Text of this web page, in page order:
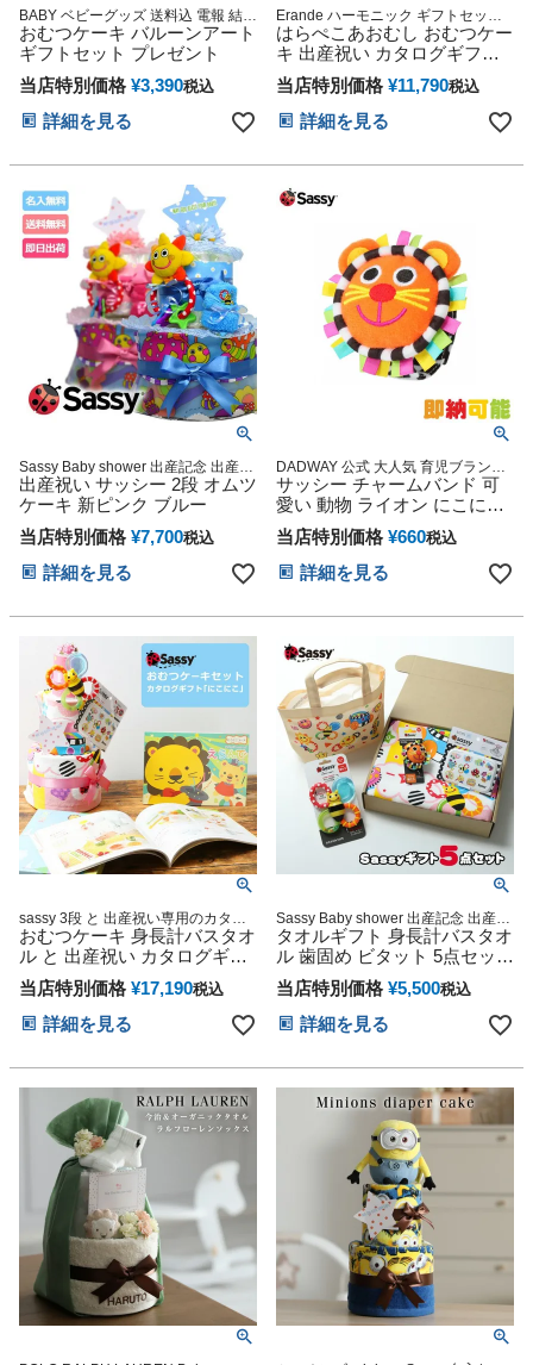
BABY ベビーグッズ 送料込 電報 結婚
誕生日 御出産祝い 妊娠祝い 出産記
念
おむつケーキ バルーンアート
ギフトセット プレゼント
当店特別価格 ¥3,390税込
詳細を見る
Erande ハーモニック ギフトセット
プレゼント ラッピング メッセージカ
ード
はらぺこあおむし おむつケー
キ 出産祝い カタログギフト
えらんで わくわく セット 思
い出 赤ちゃん 子供 出産 マタ
ニティ フォト パパ ママ ベイ
ビー お父さん お母さん クリ
ギフトセット 人気 端午の節
当店特別価格 ¥11,790税込
詳細を見る
Sassy Baby shower 出産記念 出産グ
ッズ マタニティ 妊婦ママ 御出産祝
い 妊娠祝い 誕生日祝い ハーフバー
スデー
出産祝い サッシー 2段 オムツ
ケーキ 新ピンク ブルー
当店特別価格 ¥7,700税込
詳細を見る
DADWAY 公式 大人気 育児ブランド
キャラクター 雑貨 グッズ通販 出産
記念 小物 ダッドウェイ オンライン
サッシー チャームバンド 可
愛い 動物 ライオン にこにこ
リストラトル らいおん
当店特別価格 ¥660税込
詳細を見る
sassy 3段 と 出産祝い専用のカタロ
グギフト セット 出産祝い おむつケ
ーキ
おむつケーキ 身長計バスタオ
ル と 出産祝い カタログギフ
ト えらんで にこにこ ハーモ
ニック
当店特別価格 ¥17,190税込
詳細を見る
Sassy Baby shower 出産記念 出産グ
ッズ マタニティ 妊婦ママ 御出産祝
い 妊娠祝い 誕生日祝い ハーフバー
スデー
タオルギフト 身長計バスタオ
ル 歯固め ビタット 5点セット
名入れ
当店特別価格 ¥5,500税込
詳細を見る